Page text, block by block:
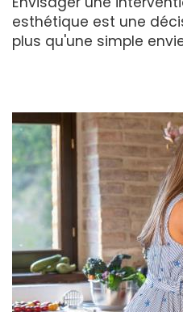
esthétique est une
plus qu'une simple